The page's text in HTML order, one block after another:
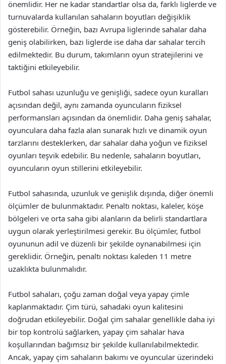
önemlidir. Her ne kadar standartlar olsa da, farklı liglerde ve
turnuvalarda kullanılan sahaların boyutları değişiklik
gösterebilir. Örneğin, bazı Avrupa liglerinde sahalar daha
geniş olabilirken, bazı liglerde ise daha dar sahalar tercih
edilmektedir. Bu durum, takımların oyun stratejilerini ve
taktiğini etkileyebilir.
Futbol sahası uzunluğu ve genişliği, sadece oyun kuralları
açısından değil, aynı zamanda oyuncuların fiziksel
performansları açısından da önemlidir. Daha geniş sahalar,
oyunculara daha fazla alan sunarak hızlı ve dinamik oyun
tarzlarını desteklerken, dar sahalar daha yoğun ve fiziksel
oyunları teşvik edebilir. Bu nedenle, sahaların boyutları,
oyuncuların oyun stillerini etkileyebilir.
Futbol sahasında, uzunluk ve genişlik dışında, diğer önemli
ölçümler de bulunmaktadır. Penaltı noktası, kaleler, köşe
bölgeleri ve orta saha gibi alanların da belirli standartlara
uygun olarak yerleştirilmesi gerekir. Bu ölçümler, futbol
oyununun adil ve düzenli bir şekilde oynanabilmesi için
gereklidir. Örneğin, penaltı noktası kaleden 11 metre
uzaklıkta bulunmalıdır.
Futbol sahaları, çoğu zaman doğal veya yapay çimle
kaplanmaktadır. Çim türü, sahadaki oyun kalitesini
doğrudan etkileyebilir. Doğal çim sahalar genellikle daha iyi
bir top kontrolü sağlarken, yapay çim sahalar hava
koşullarından bağımsız bir şekilde kullanılabilmektedir.
Ancak, yapay çim sahaların bakımı ve oyuncular üzerindeki